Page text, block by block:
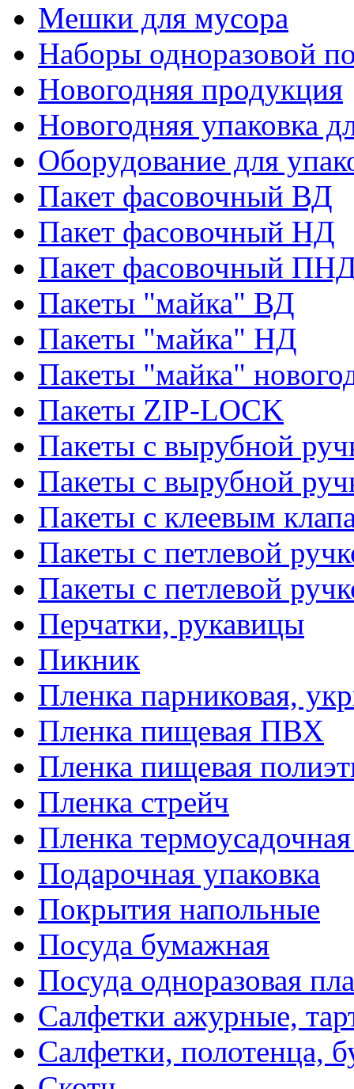
Мешки для мусора
Наборы одноразовой
Новогодняя продукция
Новогодняя упаковка
Оборудование для
Пакет фасовочный ВД
Пакет фасовочный НД
Пакет фасовочный
Пакеты "майка" ВД
Пакеты "майка" НД
Пакеты "майка"
Пакеты ZIP-LOCK
Пакеты с вырубной
Пакеты с вырубной
Пакеты с клеевым
Пакеты с петлевой
Пакеты с петлевой
Перчатки, рукавицы
Пикник
Пленка парниковая,
Пленка пищевая ПВХ
Пленка пищевая
Пленка стрейч
Пленка
Подарочная упаковка
Покрытия напольные
Посуда бумажная
Посуда одноразовая
Салфетки ажурные,
Салфетки, полотенца,